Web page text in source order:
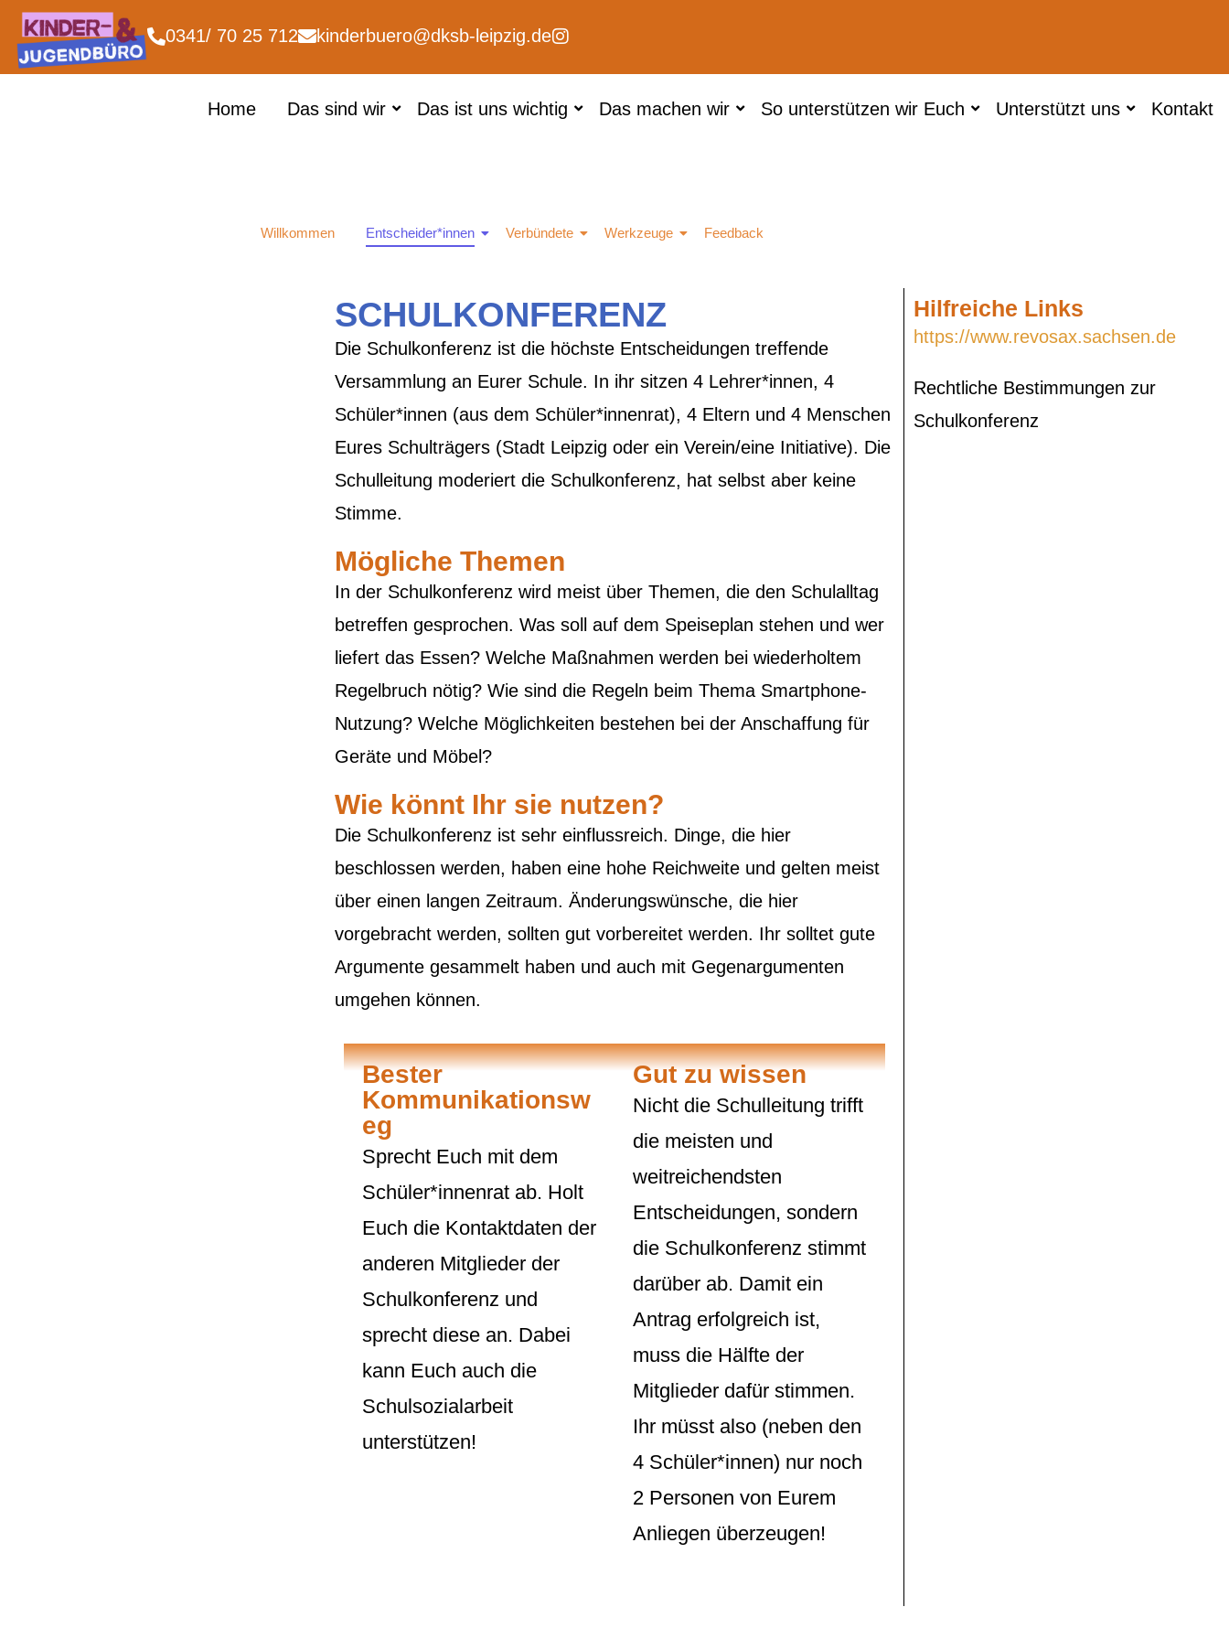
0341/ 70 25 712 kinderbuero@dksb-leipzig.de
Home Das sind wir Das ist uns wichtig Das machen wir So unterstützen wir Euch Unterstützt uns Kontakt
Willkommen Entscheider*innen Verbündete Werkzeuge Feedback
SCHULKONFERENZ
Die Schulkonferenz ist die höchste Entscheidungen treffende
Versammlung an Eurer Schule. In ihr sitzen 4 Lehrer*innen, 4
Schüler*innen (aus dem Schüler*innenrat), 4 Eltern und 4 Menschen
Eures Schulträgers (Stadt Leipzig oder ein Verein/eine Initiative). Die
Schulleitung moderiert die Schulkonferenz, hat selbst aber keine
Stimme.
Mögliche Themen
In der Schulkonferenz wird meist über Themen, die den Schulalltag
betreffen gesprochen. Was soll auf dem Speiseplan stehen und wer
liefert das Essen? Welche Maßnahmen werden bei wiederholtem
Regelbruch nötig? Wie sind die Regeln beim Thema Smartphone-
Nutzung? Welche Möglichkeiten bestehen bei der Anschaffung für
Geräte und Möbel?
Wie könnt Ihr sie nutzen?
Die Schulkonferenz ist sehr einflussreich. Dinge, die hier
beschlossen werden, haben eine hohe Reichweite und gelten meist
über einen langen Zeitraum. Änderungswünsche, die hier
vorgebracht werden, sollten gut vorbereitet werden. Ihr solltet gute
Argumente gesammelt haben und auch mit Gegenargumenten
umgehen können.
Bester
Kommunikationsw
eg
Sprecht Euch mit dem
Schüler*innenrat ab. Holt
Euch die Kontaktdaten der
anderen Mitglieder der
Schulkonferenz und
sprecht diese an. Dabei
kann Euch auch die
Schulsozialarbeit
unterstützen!
Gut zu wissen
Nicht die Schulleitung trifft
die meisten und
weitreichendsten
Entscheidungen, sondern
die Schulkonferenz stimmt
darüber ab. Damit ein
Antrag erfolgreich ist,
muss die Hälfte der
Mitglieder dafür stimmen.
Ihr müsst also (neben den
4 Schüler*innen) nur noch
2 Personen von Eurem
Anliegen überzeugen!
Hilfreiche Links
https://www.revosax.sachsen.de
Rechtliche Bestimmungen zur
Schulkonferenz